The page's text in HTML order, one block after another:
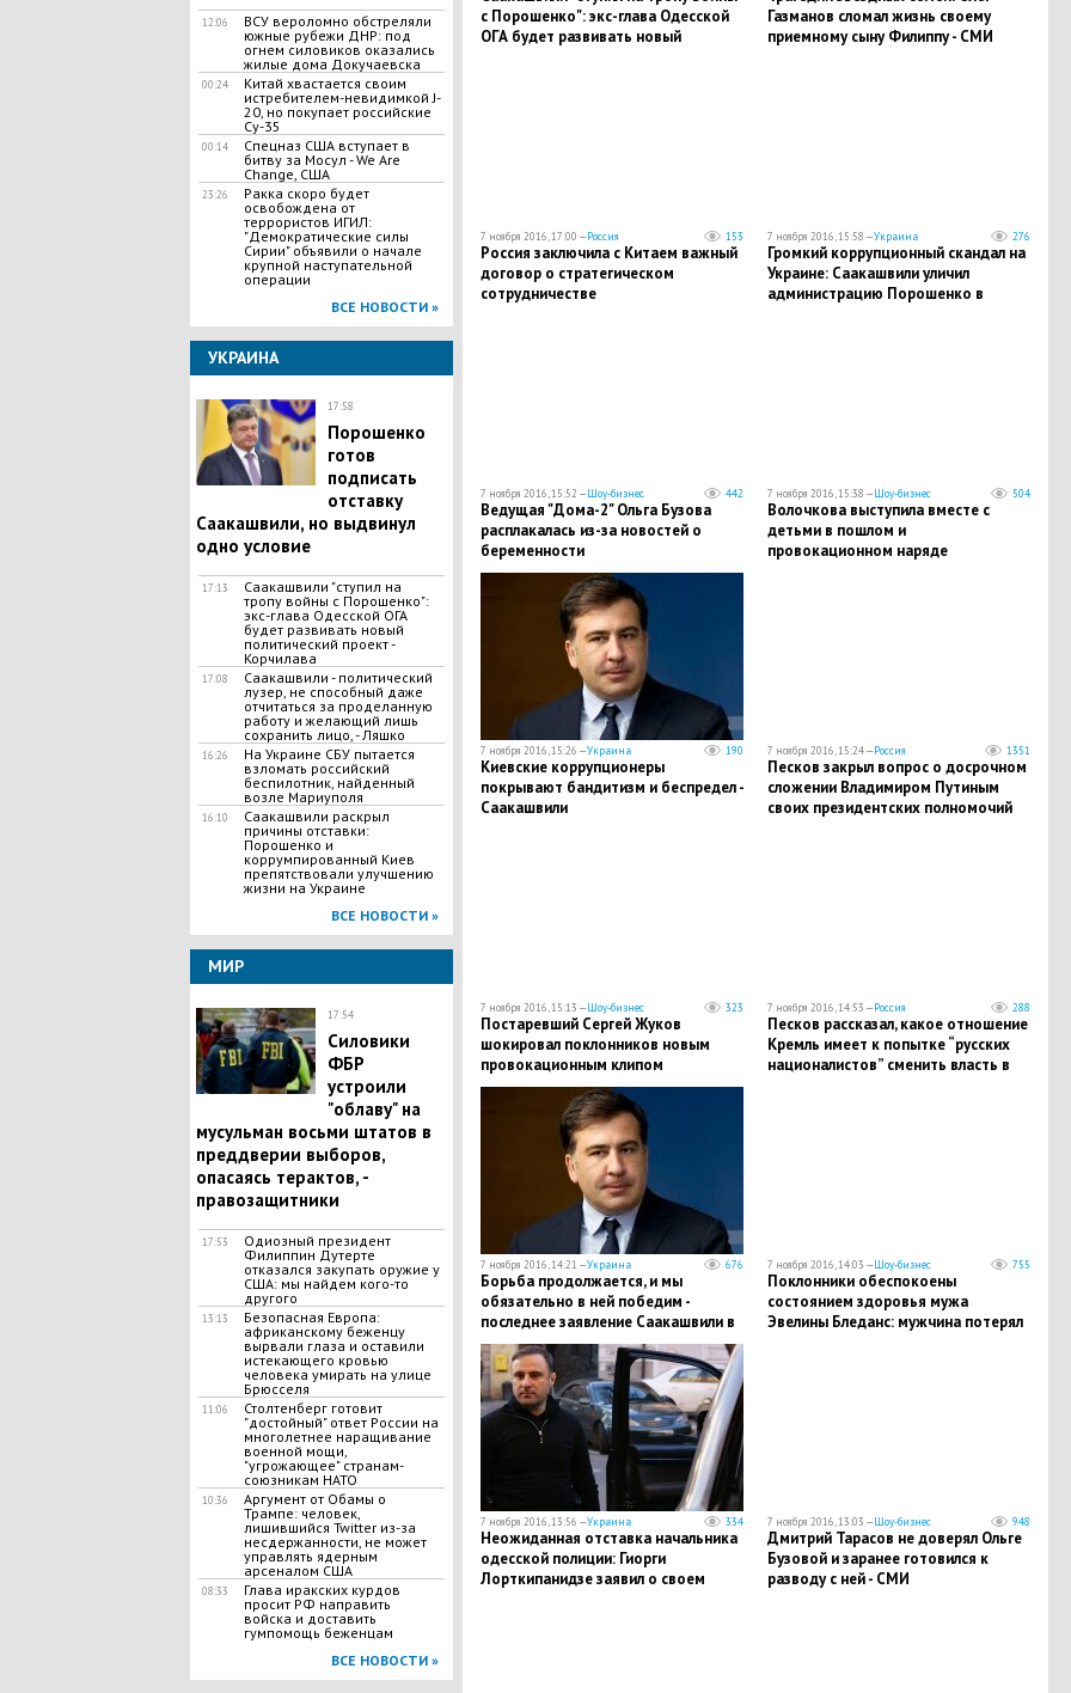
12:06
ВСУ вероломно обстреляли
южные рубежи ДНР: под
огнем силовиков оказались
жилые дома Докучаевска
00:24
Китай хвастается своим
истребителем-невидимкой J-
20, но покупает российские
Су-35
00:14
​Спецназ США вступает в
битву за Мосул - We Are
Change, США
23:26
Ракка скоро будет
освобождена от
террористов ИГИЛ:
"Демократические силы
Сирии" объявили о начале
крупной наступательной
операции
ВСЕ НОВОСТИ »
УКРАИНА
17:58
Порошенко
готов
подписать
отставку
Саакашвили, но выдвинул
одно условие
17:13
Саакашвили "ступил на
тропу войны с Порошенко":
экс-глава Одесской ОГА
будет развивать новый
политический проект -
Корчилава
17:08
Саакашвили - политический
лузер, не способный даже
отчитаться за проделанную
работу и желающий лишь
сохранить лицо, - Ляшко
16:26
На Украине СБУ пытается
взломать российский
беспилотник, найденный
возле Мариуполя
16:10
Саакашвили раскрыл
причины отставки:
Порошенко и
коррумпированный Киев
препятствовали улучшению
жизни на Украине
ВСЕ НОВОСТИ »
МИР
17:54
Силовики
ФБР
устроили
"облаву" на
мусульман восьми штатов в
преддверии выборов,
опасаясь терактов, -
правозащитники
17:53
Одиозный президент
Филиппин Дутерте
отказался закупать оружие у
США: мы найдем кого-то
другого
13:13
Безопасная Европа:
африканскому беженцу
вырвали глаза и оставили
истекающего кровью
человека умирать на улице
Брюсселя
11:06
Столтенберг готовит
"достойный" ответ России на
многолетнее наращивание
военной мощи,
"угрожающее" странам-
союзникам НАТО
10:36
Аргумент от Обамы о
Трампе: человек,
лишившийся Twitter из-за
несдержанности, не может
управлять ядерным
арсеналом США
08:33
Глава иракских курдов
просит РФ направить
войска и доставить
гумпомощь беженцам
ВСЕ НОВОСТИ »
с Порошенко": экс-глава Одесской
ОГА будет развивать новый
Газманов сломал жизнь своему
приемному сыну Филиппу - СМИ
7 ноября 2016, 17:00 —Россия 153
Россия заключила с Китаем важный
договор о стратегическом
сотрудничестве
7 ноября 2016, 15:58 —Украина 276
Громкий коррупционный скандал на
Украине: Саакашвили уличил
администрацию Порошенко в
7 ноября 2016, 15:52 —Шоу-бизнес 442
Ведущая "Дома-2" Ольга Бузова
расплакалась из-за новостей о
беременности
7 ноября 2016, 15:38 —Шоу-бизнес 504
Волочкова выступила вместе с
детьми в пошлом и
провокационном наряде
7 ноября 2016, 15:26 —Украина 190
Киевские коррупционеры
покрывают бандитизм и беспредел -
Саакашвили
7 ноября 2016, 15:24 —Россия 1351
Песков закрыл вопрос о досрочном
сложении Владимиром Путиным
своих президентских полномочий
7 ноября 2016, 15:13 —Шоу-бизнес 323
Постаревший Сергей Жуков
шокировал поклонников новым
провокационным клипом
7 ноября 2016, 14:53 —Россия 288
Песков рассказал, какое отношение
Кремль имеет к попытке “русских
националистов” сменить власть в
7 ноября 2016, 14:21 —Украина 676
Борьба продолжается, и мы
обязательно в ней победим -
последнее заявление Саакашвили в
должности губернатора: он подал в
отставку
7 ноября 2016, 14:03 —Шоу-бизнес 755
Поклонники обеспокоены
состоянием здоровья мужа
Эвелины Бледанс: мужчина потерял
7 ноября 2016, 13:56 —Украина 334
Неожиданная отставка начальника
одесской полиции: Гиорги
Лорткипанидзе заявил о своем
7 ноября 2016, 13:03 —Шоу-бизнес 948
Дмитрий Тарасов не доверял Ольге
Бузовой и заранее готовился к
разводу с ней - СМИ